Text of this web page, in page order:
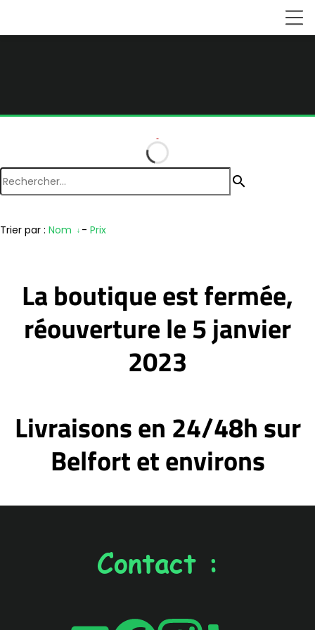
search
Trier par : Nom - Prix
La boutique est fermée,
réouverture le 5 janvier
2023
Livraisons en 24/48h sur
Belfort et environs
Contact :